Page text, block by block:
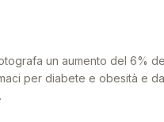
un aumento del 6%
per diabete e obesità e